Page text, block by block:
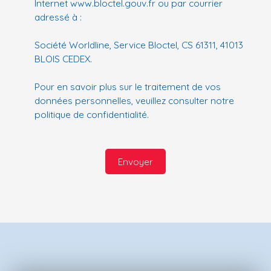
Internet www.bloctel.gouv.fr ou par courrier
adressé à :
Société Worldline, Service Bloctel, CS 61311, 41013
BLOIS CEDEX.
Pour en savoir plus sur le traitement de vos
données personnelles, veuillez consulter notre
politique de confidentialité.
Envoyer